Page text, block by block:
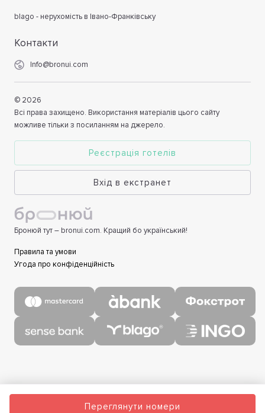
Переглянути номери
blago - нерухомість в Івано-Франківську
Контакти
Info@bronui.com
© 2026
Всі права захищено. Використання матеріалів цього сайту
можливе тільки з посиланням на джерело.
Реєстрація готелів
Вхід в екстранет
Бронюй тут – bronui.com. Кращий бо український!
Правила та умови
Угода про конфіденційність